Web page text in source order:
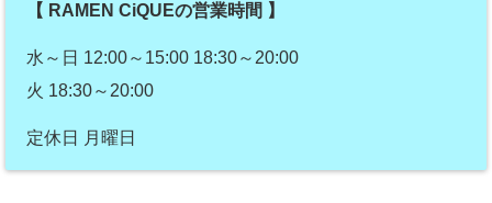
【 RAMEN CiQUEの営業時間 】
水～日 12:00～15:00 18:30～20:00
火 18:30～20:00
定休日 月曜日